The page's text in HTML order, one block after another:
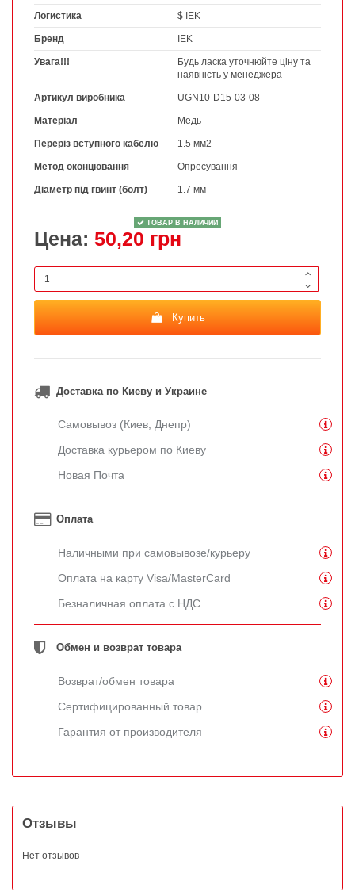
Логистика $ IEK
Бренд IEK
Увага!!!
Будь ласка уточнюйте ціну та
наявність у менеджера
Артикул виробника UGN10-D15-03-08
Матеріал Медь
Переріз вступного кабелю 1.5 мм2
Метод оконцювання Опресування
Діаметр під гвинт (болт) 1.7 мм
ТОВАР В НАЛИЧИИ
Цена: 50,20 грн
Купить
Доставка по Киеву и Украине
Самовывоз (Киев, Днепр)
Доставка курьером по Киеву
Новая Почта
Оплата
Наличными при самовывозе/курьеру
Оплата на карту Visa/MasterCard
Безналичная оплата с НДС
Обмен и возврат товара
Возврат/обмен товара
Сертифицированный товар
Гарантия от производителя
Отзывы
Нет отзывов